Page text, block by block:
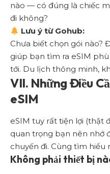
nào — có đúng là chiếc
đi không?
Lưu ý từ Gohub:
Chưa biết chọn gói nào?
giúp bạn tìm ra eSIM
tới. Du lịch thông minh,
VII. Những Điều
eSIM
eSIM tuy rất tiện lợi (thật
quan trọng bạn nên nhớ
chuyến đi. Cùng tìm hiểu
Không phải thiết bị